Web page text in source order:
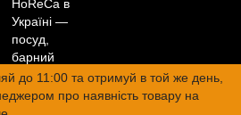
до 11:00 та отримуй в той же день,
про наявність товару на